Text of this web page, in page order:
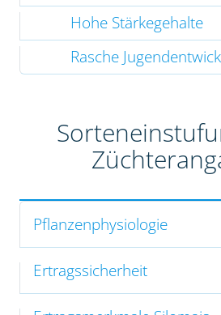
Hohe Stärkegehalte
Rasche
Pflanzenphysiologie
Ertragssicherheit